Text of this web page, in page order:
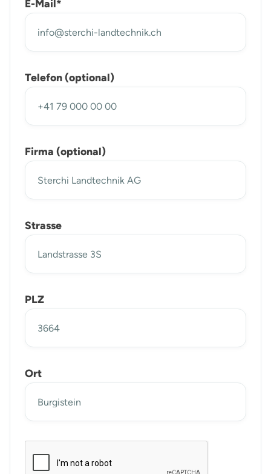
E-Mail*
Telefon (optional)
Firma (optional)
Strasse
PLZ
Ort